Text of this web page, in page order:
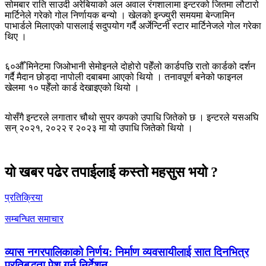
सोमबार राति साउदी अरेबियाको अल अवाल रंगशालामा इन्टरको जितमा लौटारो
मार्टिनेले गरेको गोल निर्णायक बन्यो । खेलको इन्ज्युरी समयमा बेन्जामिन
पाभार्डले मिलाएको पासलाई सदुपयोग गर्दै अर्जेन्टिनी स्टार मार्टिनेजले गोल गरेका
थिए ।
६०औँ मिनेटमा जिओभानी सेमोइनले दोहोरो पहेँलो कार्डपछि रातो कार्डको दर्शन
गर्दै मैदान छोड्दा नापोली दबाबमा आएको थियो । तनावपूर्ण बनेको फाइनल
खेलमा १० पहेँलो कार्ड देखाइएको थियो ।
योसँगै इन्टरले लगातार चौथो सुपर कपको उपाधि जितेको छ । इन्टरले यसअघि
सन् २०२१, २०२२ र २०२३ मा यो उपाधि जितेको थियो ।
यो खबर पढेर तपाईलाई कस्तो महसुस भयो ?
प्रतिक्रिया
सम्बन्धित समाचार
व्यास नगरपालिकाको निर्णय: निर्माण व्यवसायीलाई सात दिनभित्र